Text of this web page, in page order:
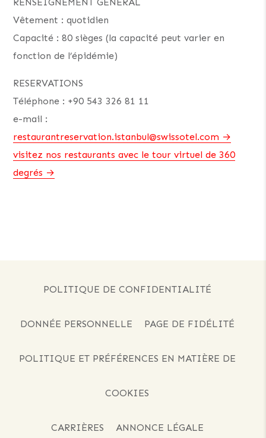
Vêtement : quotidien
Capacité : 80 sièges (la capacité peut varier en
fonction de l’épidémie)
RESERVATIONS
Téléphone : +90 543 326 81 11
e-mail :
restaurantreservation.istanbul@swissotel.com
visitez nos restaurants avec le tour virtuel de 360
degrés
POLITIQUE DE CONFIDENTIALITÉ
DONNÉE PERSONNELLE PAGE DE FIDÉLITÉ
POLITIQUE ET PRÉFÉRENCES EN MATIÈRE DE
COOKIES
CARRIÈRES ANNONCE LÉGALE